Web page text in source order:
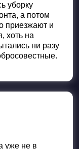
уборку
а потом
приезжают и
хоть на
ни разу
уже не в